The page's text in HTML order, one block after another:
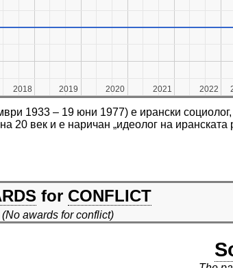
2018
2018 2019
2019 2020
2020 2021
2021 2022
2022
1933 – 19 юни 1977) е ирански
20 век и е наричан „идеолог на
for CONFLICT
(No awards for conflict)